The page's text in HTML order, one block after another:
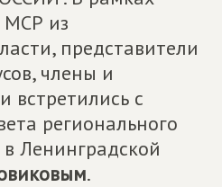
МСР из
представители
члены и
встретились с
регионального
Ленинградской
.